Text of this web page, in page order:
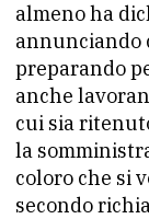
almeno ha
annunciando
preparando
anche
cui sia
la
coloro che si
secondo